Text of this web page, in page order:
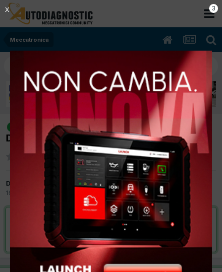
Meccatronica
[Renault Laguna 08/2004 1,9cc
Diesel 88Kw Diesel] interruttore stop
Da remix
16 Settembre 2017
Meccatronica
VAI ALLA SOLUZIONE
Risolta da remix,16 Settembre 2017
2
X